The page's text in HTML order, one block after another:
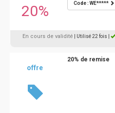
20% Code : WE*****
En cours de validité | Utilisé 22 fois
offre
20% de remise